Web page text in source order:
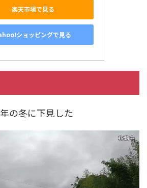
楽天市場で見る
ショッピングで見る
の冬に下見した